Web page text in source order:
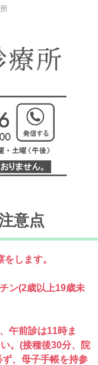
意点
します。
ン(2歳以上19歳未
午前診は11時ま
。(接種後30分、院
、母子手帳を持参